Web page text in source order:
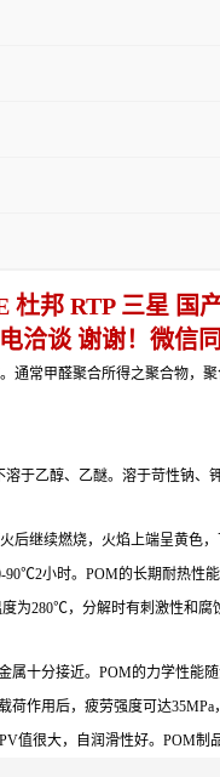
邦 RTP 三星 国
洽谈 谢谢！微信
常甲醛聚合所得之聚合物
于乙醇、乙醚。溶于苛性钠、钾
继续燃烧，火焰上端呈黄色
小时。POM的长期耐热
280℃，分解时有刺激性和腐
十分接近。POM的力学性
作用后，疲劳强度可达
值很大，自润滑性好。POM制